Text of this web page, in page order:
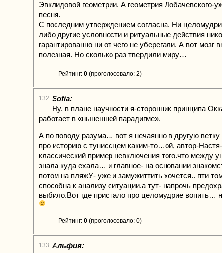
Эвклидовой геометрии. А геометрия Лобачевского-
песня.
С последним утверждением согласна. Ни
либо другие условности и ритуальные действия
гарантированно ни от чего не уберегали. А вот мозг
полезная. Но сколько раз твердили миру…
Рейтинг: 0 (проголосовало: 2)
132 Sofia:
Ну. в плане научности я-сторонник принципа
работает в «нынешней парадигме».
А по поводу разума… вот я нечаянно в другую ветку
про историю с туниссцем каким-то…ой, автор-
классический пример невключения того.что между
знала куда ехала… и главное- на основании
потом на пляжУ- уже и замужиттить хочется.. пти
способна к анализу ситуации.а тут- напрочь
выбило.Вот где пристало про целомудрие вопить…
Рейтинг: 0 (проголосовало: 0)
133 Альфия: